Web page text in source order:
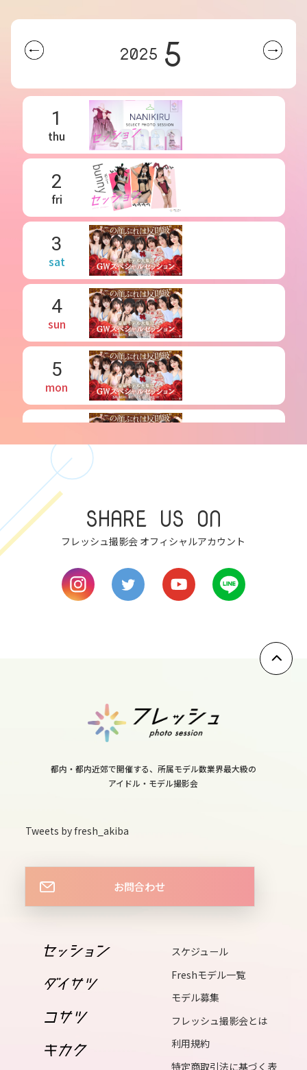
2025 5
1
thu
2
fri
3
sat
4
sun
5
mon
tue
7
wed
thu
14
15
thu
17
sat
sun
19
SHARE US ON
フレッシュ撮影会 オフィシャルアカウント
都内・都内近郊で開催する、所属モデル数業界最大級の
アイドル・モデル撮影会
Tweets by fresh_akiba
お問合わせ
スケジュール
Freshモデル一覧
モデル募集
フレッシュ撮影会とは
利用規約
特定商取引法に基づく表